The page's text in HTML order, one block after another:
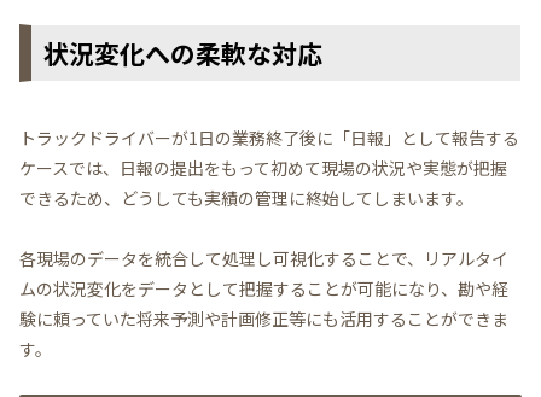
状況変化への柔軟な対応
トラックドライバーが1日の業務終了後に「日報」として報告する
ケースでは、日報の提出をもって初めて現場の状況や実態が把握
できるため、どうしても実績の管理に終始してしまいます。
各現場のデータを統合して処理し可視化することで、リアルタイ
ムの状況変化をデータとして把握することが可能になり、勘や経
験に頼っていた将来予測や計画修正等にも活用することができま
す。